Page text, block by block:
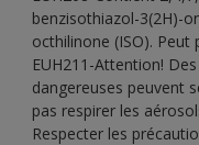
benzisothiazol-3(2H)-
octhilinone (ISO). Peut
EUH211-Attention!
dangereuses peuvent
pas respirer les
Respecter les